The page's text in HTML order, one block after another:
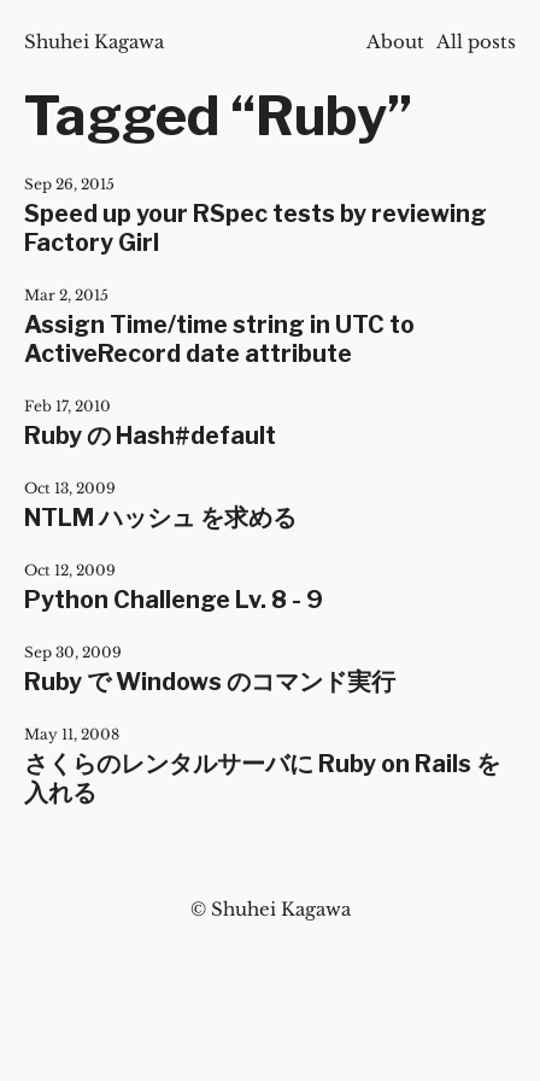
Shuhei Kagawa About All posts
Tagged “Ruby”
Sep 26, 2015
Speed up your RSpec tests by reviewing
Factory Girl
Mar 2, 2015
Assign Time/time string in UTC to
ActiveRecord date attribute
Feb 17, 2010
Ruby の Hash#default
Oct 13, 2009
NTLM ハッシュ を求める
Oct 12, 2009
Python Challenge Lv. 8 - 9
Sep 30, 2009
Ruby で Windows のコマンド実行
May 11, 2008
さくらのレンタルサーバに Ruby on Rails を
入れる
© Shuhei Kagawa